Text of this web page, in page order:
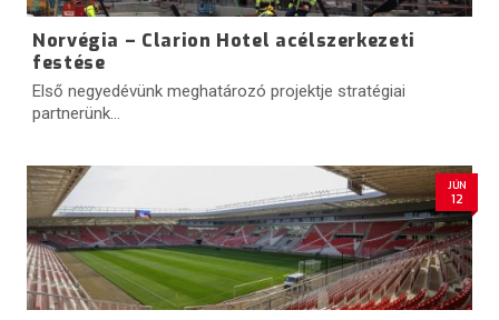
Norvégia – Clarion Hotel acélszerkezeti
festése
Első negyedévünk meghatározó projektje stratégiai
partnerünk...
JÚN
12